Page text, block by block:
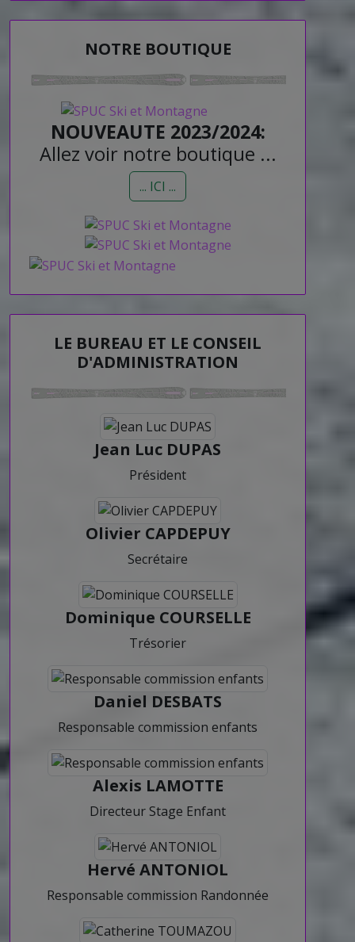
NOTRE BOUTIQUE
NOUVEAUTE 2023/2024:
Allez voir notre boutique ...
... ICI ...
LE BUREAU ET LE CONSEIL
D'ADMINISTRATION
Jean Luc DUPAS
Président
Olivier CAPDEPUY
Secrétaire
Dominique COURSELLE
Trésorier
Daniel DESBATS
Responsable commission enfants
Alexis LAMOTTE
Directeur Stage Enfant
Hervé ANTONIOL
Responsable commission Randonnée